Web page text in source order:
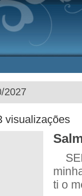
2027
visualizações
ti o